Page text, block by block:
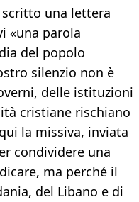
scritto una lettera
«una parola
del popolo
silenzio non è
delle istituzioni
cristiane rischiano
la missiva, inviata
condividere una
ma perché il
del Libano e di